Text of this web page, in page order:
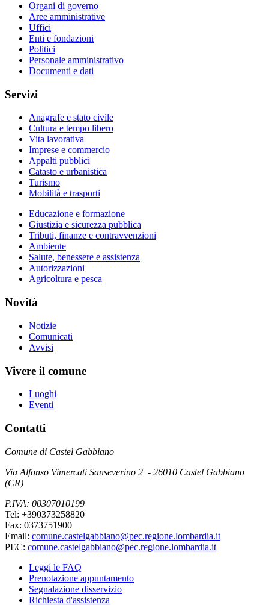
Organi di governo
Aree amministrative
Uffici
Enti e fondazioni
Politici
Personale amministrativo
Documenti e dati
Servizi
Anagrafe e stato civile
Cultura e tempo libero
Vita lavorativa
Imprese e commercio
Appalti pubblici
Catasto e urbanistica
Turismo
Mobilità e trasporti
Educazione e formazione
Giustizia e sicurezza pubblica
Tributi, finanze e contravvenzioni
Ambiente
Salute, benessere e assistenza
Autorizzazioni
Agricoltura e pesca
Novità
Notizie
Comunicati
Avvisi
Vivere il comune
Luoghi
Eventi
Contatti
Comune di Castel Gabbiano
Via Alfonso Vimercati Sanseverino 2 - 26010 Castel Gabbiano
(CR)
P.IVA: 00307010199
Tel: +390373258820
Fax: 0373751900
Email: comune.castelgabbiano@pec.regione.lombardia.it
PEC: comune.castelgabbiano@pec.regione.lombardia.it
Leggi le FAQ
Prenotazione appuntamento
Segnalazione disservizio
Richiesta d'assistenza